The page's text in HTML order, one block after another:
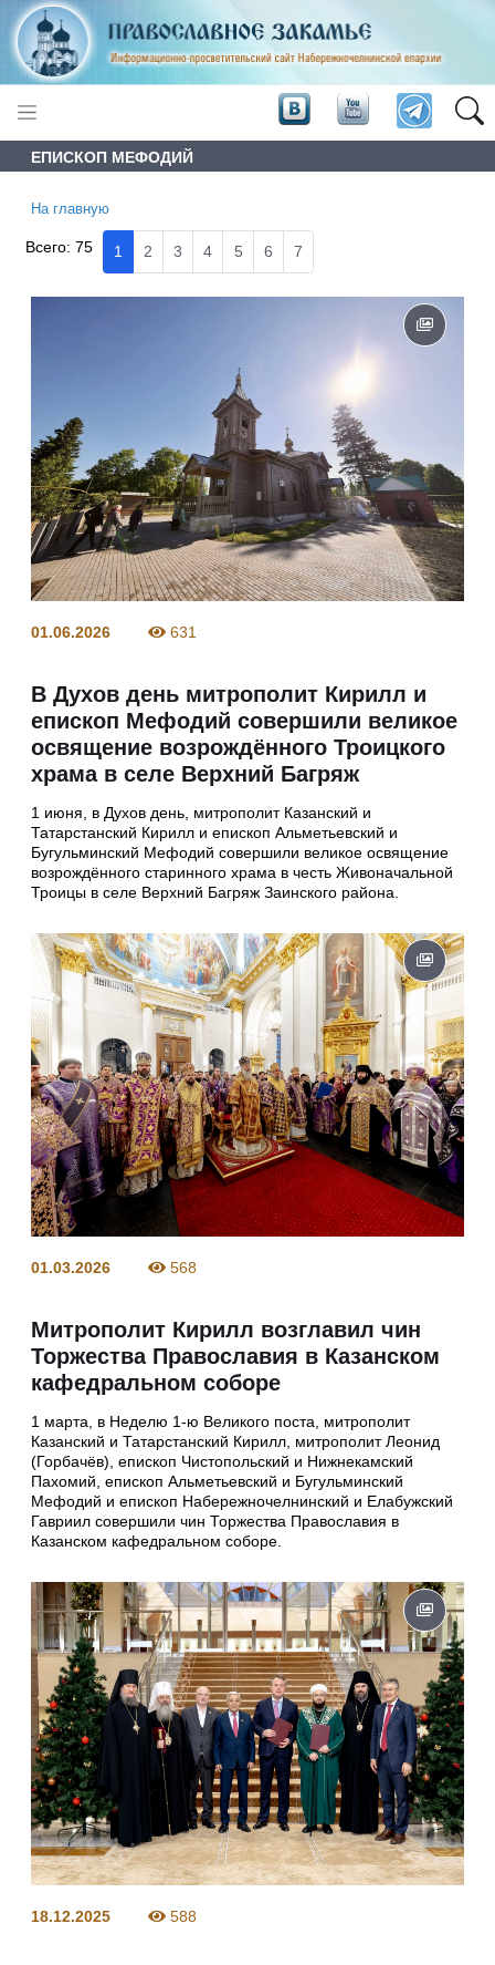
ЕПИСКОП МЕФОДИЙ
На главную
Всего:75 1 2 3 4 5 6 7
01.06.2026 631
В Духов день митрополит Кирилл и
епископ Мефодий совершили великое
освящение возрождённого Троицкого
храма в селе Верхний Багряж
1 июня, в Духов день, митрополит Казанский и
Татарстанский Кирилл и епископ Альметьевский и
Бугульминский Мефодий совершили великое освящение
возрождённого старинного храма в честь Живоначальной
Троицы в селе Верхний Багряж Заинского района.
01.03.2026 568
Митрополит Кирилл возглавил чин
Торжества Православия в Казанском
кафедральном соборе
1 марта, в Неделю 1-ю Великого поста, митрополит
Казанский и Татарстанский Кирилл, митрополит Леонид
(Горбачёв), епископ Чистопольский и Нижнекамский
Пахомий, епископ Альметьевский и Бугульминский
Мефодий и епископ Набережночелнинский и Елабужский
Гавриил совершили чин Торжества Православия в
Казанском кафедральном соборе.
18.12.2025 588